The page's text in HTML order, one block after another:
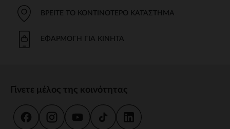
ΒΡΕΊΤΕ ΤΟ ΚΟΝΤΙΝΌΤΕΡΟ ΚΑΤΆΣΤΗΜΑ
ΕΦΑΡΜΟΓΉ ΓΙΑ ΚΙΝΗΤΆ
Γίνετε μέλος της κοινότητας